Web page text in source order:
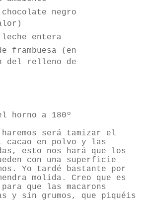
negro
entera
frambuesa (en
del relleno de
horno a 180º
será tamizar el
cacao en polvo y las
esto nos hará que los
con una superficie
Yo tardé bastante por
molida. Creo que es
que las macarons
y sin grumos, que piquéis